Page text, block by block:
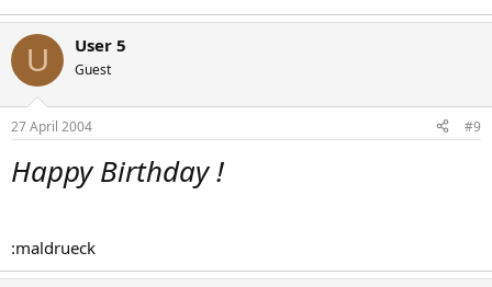
U User 5
Guest
27 April 2004 #9
Happy Birthday !
:maldrueck